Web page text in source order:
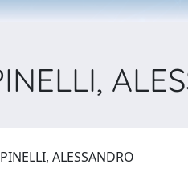
ALESSANDRO